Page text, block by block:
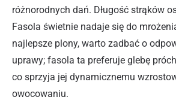
różnorodnych dań. Długość strąków
Fasola świetnie nadaje się do
najlepsze plony, warto zadbać o
uprawy; fasola ta preferuje glebę
co sprzyja jej dynamicznemu
owocowaniu.